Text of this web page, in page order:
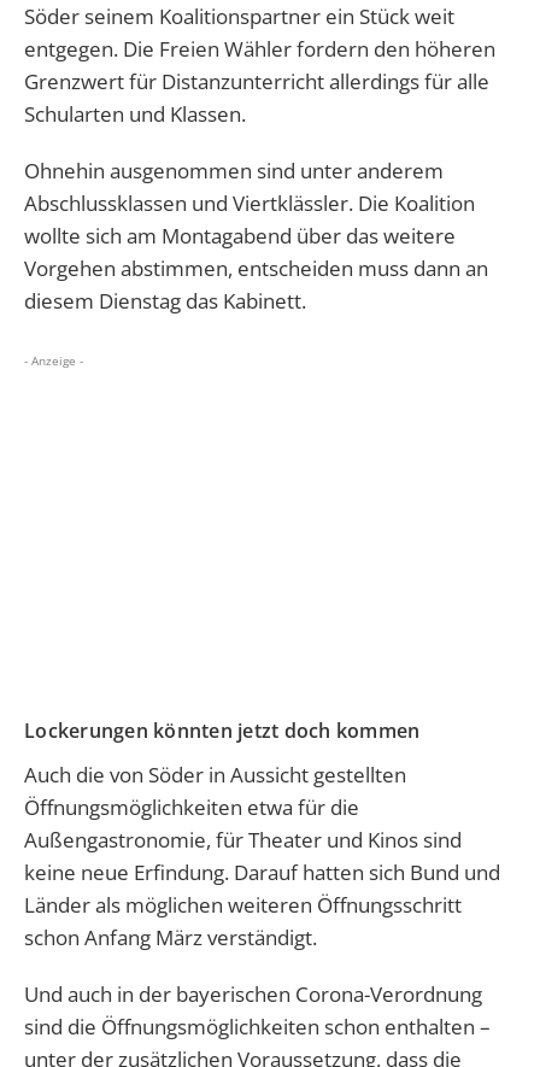
Söder seinem Koalitionspartner ein Stück weit
entgegen. Die Freien Wähler fordern den höheren
Grenzwert für Distanzunterricht allerdings für alle
Schularten und Klassen.
Ohnehin ausgenommen sind unter anderem
Abschlussklassen und Viertklässler. Die Koalition
wollte sich am Montagabend über das weitere
Vorgehen abstimmen, entscheiden muss dann an
diesem Dienstag das Kabinett.
- Anzeige -
Lockerungen könnten jetzt doch kommen
Auch die von Söder in Aussicht gestellten
Öffnungsmöglichkeiten etwa für die
Außengastronomie, für Theater und Kinos sind
keine neue Erfindung. Darauf hatten sich Bund und
Länder als möglichen weiteren Öffnungsschritt
schon Anfang März verständigt.
Und auch in der bayerischen Corona-Verordnung
sind die Öffnungsmöglichkeiten schon enthalten –
unter der zusätzlichen Voraussetzung, dass die